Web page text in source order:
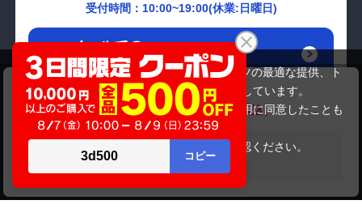
TOSHIBA PB35022BSTW
商品価格 38,280円 32,780円
在庫がありません
受付時間：10:00~19:00(休業:日曜日)
メールでの
お問い合わせはこちら
当サイトでは利用体験の向上およびコンテンツの最適な提供、ト
ラフィックの分析を目的としてCookieを使用しています。
サイトの閲覧を継続された場合、Cookieの利用に同意したことも
のといたします。
をご確認ください。
承諾する